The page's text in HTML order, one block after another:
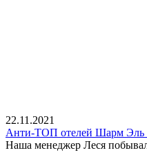
22.11.2021
Анти-ТОП отелей Шарм
Наша менеджер Леся